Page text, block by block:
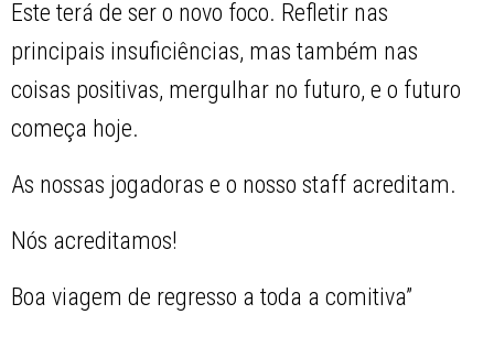
Este terá de ser o novo foco. Refletir nas
principais insuficiências, mas também nas
coisas positivas, mergulhar no futuro, e o futuro
começa hoje.
As nossas jogadoras e o nosso staff acreditam.
Nós acreditamos!
Boa viagem de regresso a toda a comitiva”